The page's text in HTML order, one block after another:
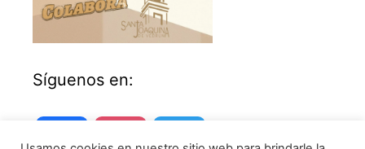
Síguenos en:
FacebookInstagram Twitter